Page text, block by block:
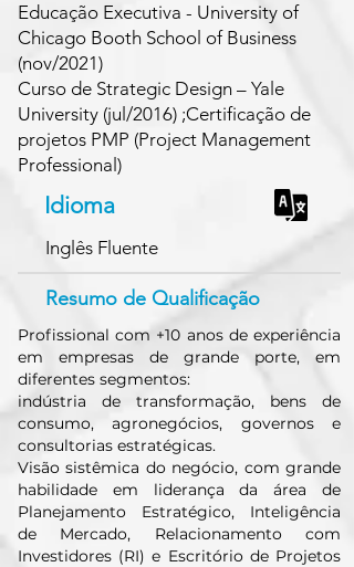
Educação Executiva - University of
Chicago Booth School of Business
(nov/2021)
Curso de Strategic Design – Yale
University (jul/2016) ;Certificação de
projetos PMP (Project Management
Professional)
Idioma
Inglês Fluente
Resumo de Qualificação
Profissional com +10 anos de experiência
em empresas de grande porte, em
diferentes segmentos:
indústria de transformação, bens de
consumo, agronegócios, governos e
consultorias estratégicas.
Visão sistêmica do negócio, com grande
habilidade em liderança da área de
Planejamento Estratégico, Inteligência
de Mercado, Relacionamento com
Investidores (RI) e Escritório de Projetos